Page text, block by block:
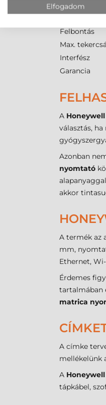
Modell
Felbontás
Max.
Interfész
Garancia
A
választás,
Azonban
nyomtató
akkor
A termék az
mm,
Ethernet,
Érdemes
tartalmában
matrica
A címke
mellékelünk
A
tápkábel,
Elfogadom